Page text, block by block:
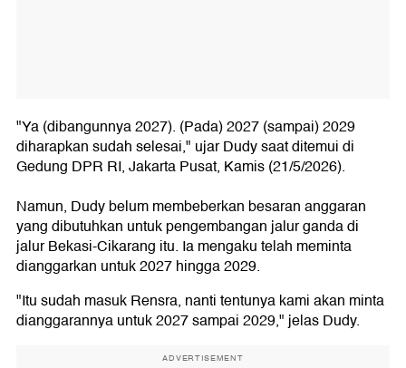
"Ya (dibangunnya 2027). (Pada) 2027 (sampai) 2029
diharapkan sudah selesai," ujar Dudy saat ditemui di
Gedung DPR RI, Jakarta Pusat, Kamis (21/5/2026).
Namun, Dudy belum membeberkan besaran anggaran
yang dibutuhkan untuk pengembangan jalur ganda di
jalur Bekasi-Cikarang itu. Ia mengaku telah meminta
dianggarkan untuk 2027 hingga 2029.
"Itu sudah masuk Rensra, nanti tentunya kami akan minta
dianggarannya untuk 2027 sampai 2029," jelas Dudy.
ADVERTISEMENT